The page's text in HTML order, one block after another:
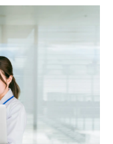
ト
のサポート（外部サ